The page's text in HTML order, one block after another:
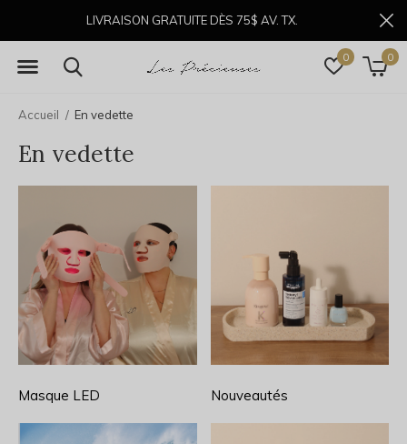
0 0
LIVRAISON GRATUITE DÈS 75$ AV. TX.
Accueil En vedette
En vedette
Masque LED Nouveautés